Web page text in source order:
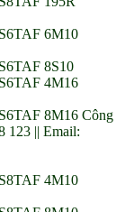
6M10
8S10
4M16
8M16 Công
123 || Email:
4M10